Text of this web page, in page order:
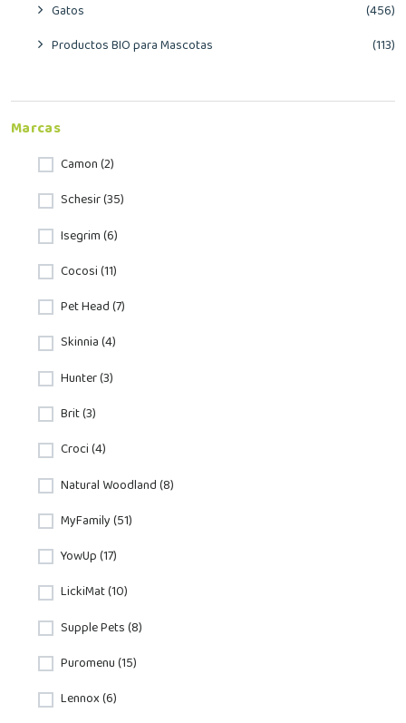
Gatos
(456)
Productos BIO para Mascotas
(113)
Marcas
Camon (2)
Schesir (35)
Isegrim (6)
Cocosi (11)
Pet Head (7)
Skinnia (4)
Hunter (3)
Brit (3)
Croci (4)
Natural Woodland (8)
MyFamily (51)
YowUp (17)
LickiMat (10)
Supple Pets (8)
Puromenu (15)
Lennox (6)